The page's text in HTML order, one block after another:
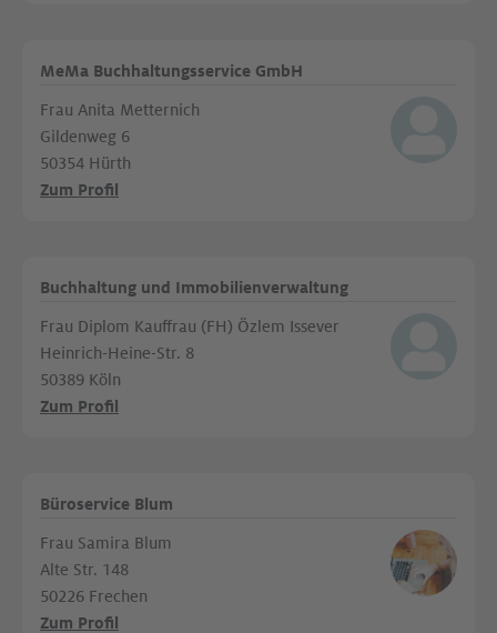
MeMa Buchhaltungsservice GmbH
Frau Anita Metternich
Gildenweg 6
50354 Hürth
Zum Profil
Buchhaltung und Immobilienverwaltung
Frau Diplom Kauffrau (FH) Özlem Issever
Heinrich-Heine-Str. 8
50389 Köln
Zum Profil
Büroservice Blum
Frau Samira Blum
Alte Str. 148
50226 Frechen
Zum Profil